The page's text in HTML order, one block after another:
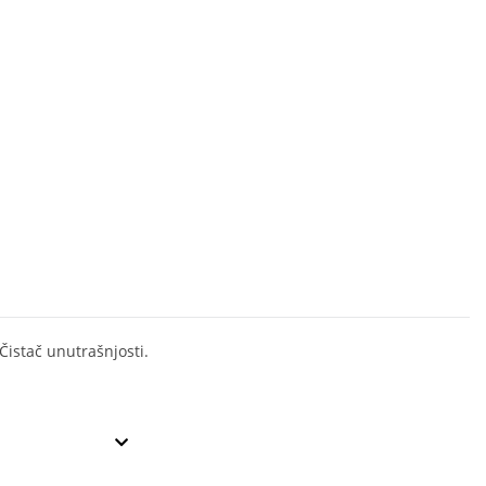
Čistač unutrašnjosti.